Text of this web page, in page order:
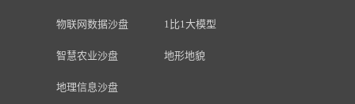
物联网数据沙盘
智慧农业沙盘
地理信息沙盘
1比1大模型
地形地貌